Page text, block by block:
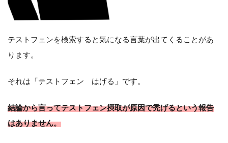
テストフェンを検索すると気になる言葉が出てくることがあ
ります。
それは「テストフェン はげる」です。
結論から言ってテストフェン摂取が原因で禿げるという報告
はありません。